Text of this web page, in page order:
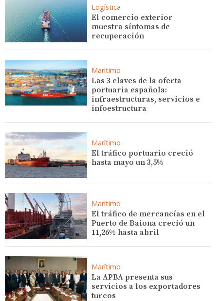
Logística
El comercio exterior
muestra síntomas de
recuperación
Marítimo
Las 3 claves de la oferta
portuaria española:
infraestructuras, servicios e
infoestructura
Marítimo
El tráfico portuario creció
hasta mayo un 3,5%
Marítimo
El tráfico de mercancías en el
Puerto de Baiona creció un
11,26% hasta abril
Marítimo
La APBA presenta sus
servicios a los exportadores
turcos